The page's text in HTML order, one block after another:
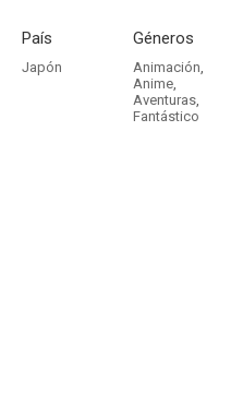
País
Japón
Géneros
Animación,
Anime,
Aventuras,
Fantástico